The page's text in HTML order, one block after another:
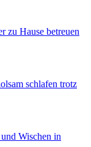
zu Hause betreuen
schlafen trotz
Wischen in